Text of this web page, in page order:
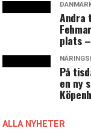
Andra
plats
På
en ny
ALLA NYHETER